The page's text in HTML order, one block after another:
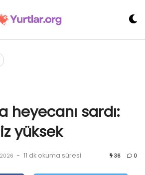
heyecanı sardı:
yüksek
- 11 dk okuma süresi 36 0